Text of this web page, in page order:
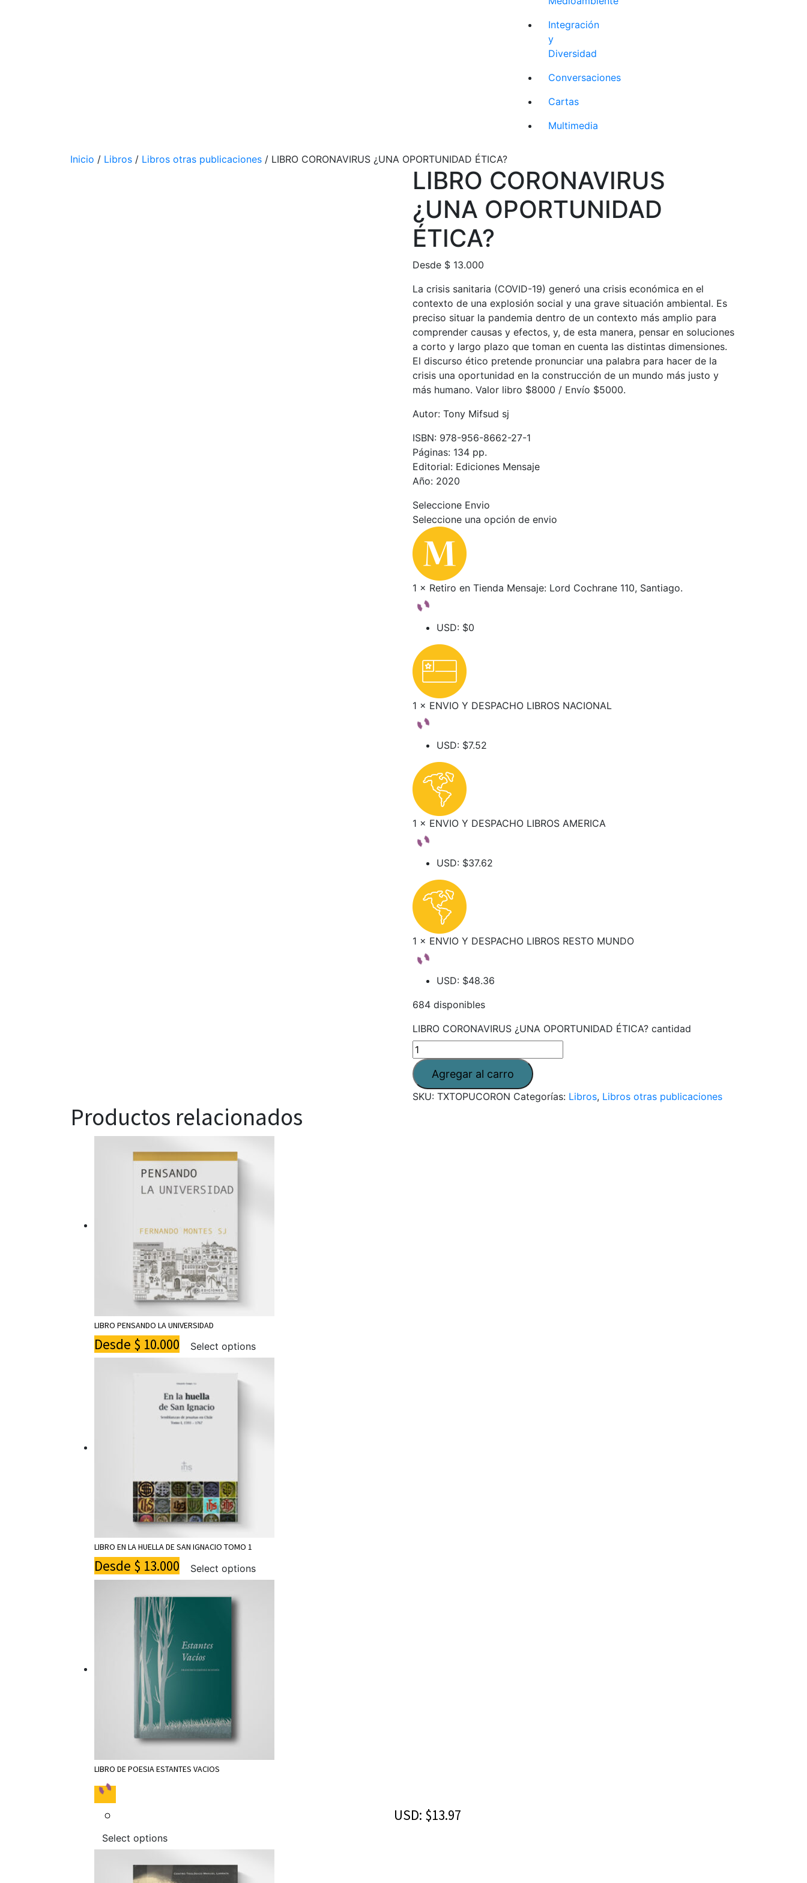
Integración
y
Diversidad
Conversaciones
Cartas
Multimedia
Inicio / Libros / Libros otras publicaciones / LIBRO CORONAVIRUS ¿UNA OPORTUNIDAD ÉTICA?
LIBRO CORONAVIRUS
¿UNA OPORTUNIDAD
ÉTICA?
Desde $ 13.000
La crisis sanitaria (COVID-19) generó una crisis económica en el
contexto de una explosión social y una grave situación ambiental. Es
preciso situar la pandemia dentro de un contexto más amplio para
comprender causas y efectos, y, de esta manera, pensar en soluciones
a corto y largo plazo que toman en cuenta las distintas dimensiones.
El discurso ético pretende pronunciar una palabra para hacer de la
crisis una oportunidad en la construcción de un mundo más justo y
más humano. Valor libro $8000 / Envío $5000.
Autor: Tony Mifsud sj
ISBN: 978-956-8662-27-1
Páginas: 134 pp.
Editorial: Ediciones Mensaje
Año: 2020
Seleccione Envio
Seleccione una opción de envio
1 × Retiro en Tienda Mensaje: Lord Cochrane 110, Santiago.
USD: $0
1 × ENVIO Y DESPACHO LIBROS NACIONAL
USD: $7.52
1 × ENVIO Y DESPACHO LIBROS AMERICA
USD: $37.62
1 × ENVIO Y DESPACHO LIBROS RESTO MUNDO
USD: $48.36
684 disponibles
LIBRO CORONAVIRUS ¿UNA OPORTUNIDAD ÉTICA? cantidad
SKU: TXTOPUCORON Categorías: Libros, Libros otras publicaciones
Productos relacionados
LIBRO PENSANDO LA UNIVERSIDAD
Desde $ 10.000 Select options
LIBRO EN LA HUELLA DE SAN IGNACIO TOMO 1
Desde $ 13.000 Select options
LIBRO DE POESIA ESTANTES VACIOS
USD: $13.97
Select options